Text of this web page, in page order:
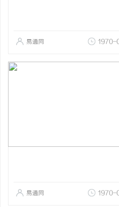
易通网 1970-
易通网 1970-